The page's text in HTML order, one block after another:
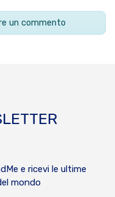
un commento
e ricevi le ultime
mondo